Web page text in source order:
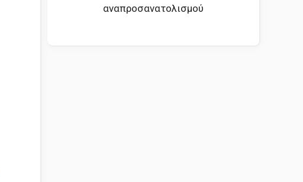
αναπροσανατολισμού